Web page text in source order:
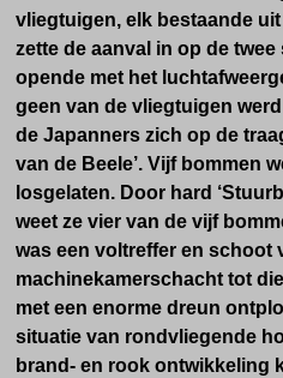
vliegtuigen, elk bestaande
zette de aanval in op de twee
opende met het
geen van de vliegtuigen
de Japanners zich op de
van de Beele’. Vijf bommen
losgelaten. Door hard
weet ze vier van de vijf
was een voltreffer en schoot
machinekamerschacht tot
met een enorme dreun
situatie van rondvliegende
brand- en rook ontwikkeling